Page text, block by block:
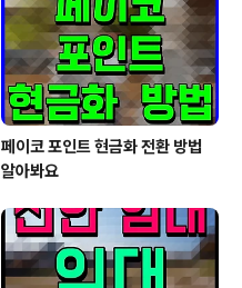
페이코 포인트 현금화 전환 방법
알아봐요